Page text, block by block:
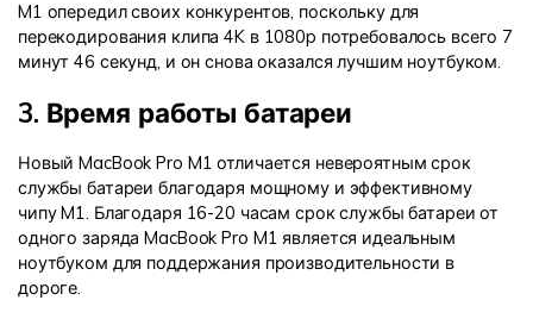
M1 опередил своих конкурентов, поскольку для
перекодирования клипа 4K в 1080p потребовалось всего 7
минут 46 секунд, и он снова оказался лучшим ноутбуком.
3. Время работы батареи
Новый MacBook Pro M1 отличается невероятным срок
службы батареи благодаря мощному и эффективному
чипу M1. Благодаря 16-20 часам срок службы батареи от
одного заряда MacBook Pro M1 является идеальным
ноутбуком для поддержания производительности в
дороге.